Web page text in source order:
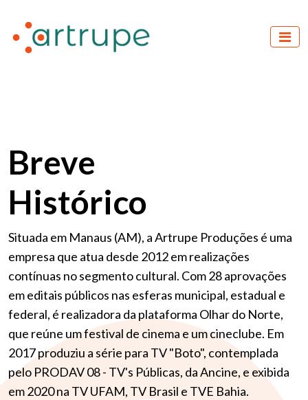
Breve
Histórico
Situada em Manaus (AM), a Artrupe Produções é uma
empresa que atua desde 2012 em realizações
contínuas no segmento cultural. Com 28 aprovações
em editais públicos nas esferas municipal, estadual e
federal, é realizadora da plataforma Olhar do Norte,
que reúne um festival de cinema e um cineclube. Em
2017 produziu a série para TV "Boto", contemplada
pelo PRODAV 08 - TV's Públicas, da Ancine, e exibida
em 2020 na TV UFAM, TV Brasil e TVE Bahia.